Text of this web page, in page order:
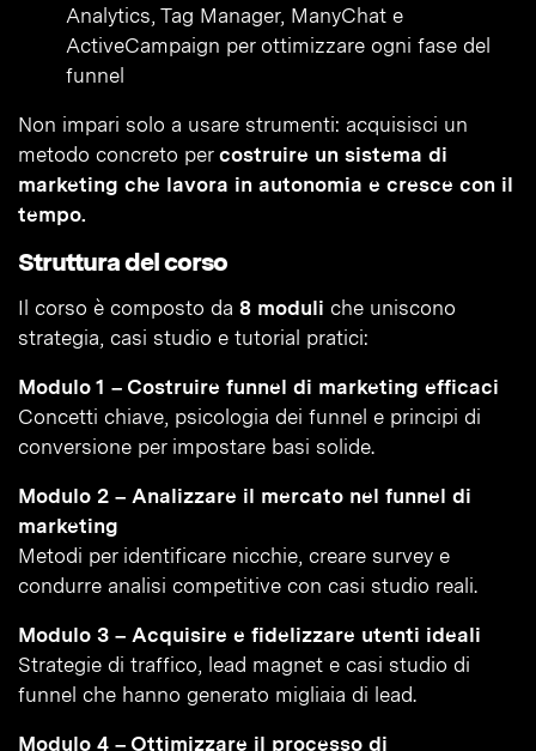
Analytics, Tag Manager, ManyChat e
ActiveCampaign per ottimizzare ogni fase del
funnel
Non impari solo a usare strumenti: acquisisci un
metodo concreto per costruire un sistema di
marketing che lavora in autonomia e cresce con il
tempo.
Struttura del corso
Il corso è composto da 8 moduli che uniscono
strategia, casi studio e tutorial pratici:
Modulo 1 – Costruire funnel di marketing efficaci
Concetti chiave, psicologia dei funnel e principi di
conversione per impostare basi solide.
Modulo 2 – Analizzare il mercato nel funnel di
marketing
Metodi per identificare nicchie, creare survey e
condurre analisi competitive con casi studio reali.
Modulo 3 – Acquisire e fidelizzare utenti ideali
Strategie di traffico, lead magnet e casi studio di
funnel che hanno generato migliaia di lead.
Modulo 4 – Ottimizzare il processo di